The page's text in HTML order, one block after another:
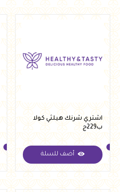
اشتري شرنك هيلثي كولا
ب229ج
أضف للسلة